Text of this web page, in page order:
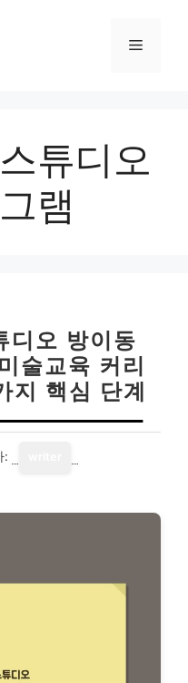
메
튜디오
램
디오 방이동
술교육 커리
핵심 단계
: